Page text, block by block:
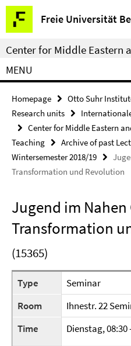
Springe
direkt
zu
Inhalt
Freie Universität
Service
Navigation
Center for Middle Eastern
MENU
Homepage
Otto Suhr
Research units
Center for Middle Eastern
Teaching
Archive of past
Wintersemester 2018/19
Transformation und Revolution
Jugend im
Transformation
(15365)
Type
Seminar
Room
Ihnestr. 22
Time
Dienstag, 08:30